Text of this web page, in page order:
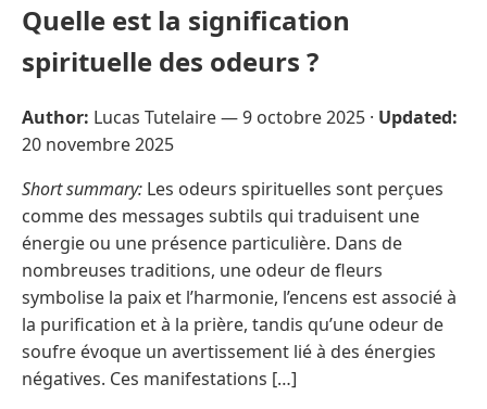
Quelle est la signification
spirituelle des odeurs ?
Author: Lucas Tutelaire —9 octobre 2025 · Updated:
20 novembre 2025
Short summary: Les odeurs spirituelles sont perçues
comme des messages subtils qui traduisent une
énergie ou une présence particulière. Dans de
nombreuses traditions, une odeur de fleurs
symbolise la paix et l’harmonie, l’encens est associé à
la purification et à la prière, tandis qu’une odeur de
soufre évoque un avertissement lié à des énergies
négatives. Ces manifestations […]